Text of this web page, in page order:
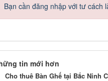
Bạn cần đăng nhập với tư cách
tin mới hơn
Cho thuê Bàn Ghế tại Bắc Ninh